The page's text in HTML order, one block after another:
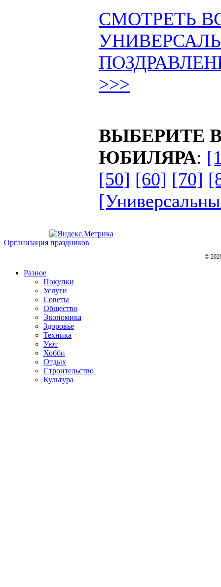
СМОТРЕТЬ
>>>
ВЫБЕРИТЕ
ЮБИЛЯРА:
[50] [60] [70]
Организация праздников
©
Разное
Покупки
Услуги
Советы
Общество
Экономика
Здоровье
Техника
Уют
Хобби
Отдых
Строительство
Культура